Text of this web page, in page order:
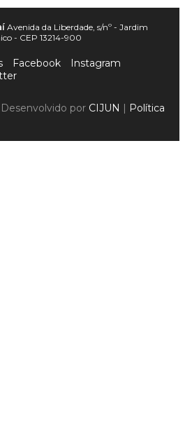
Avenida da Liberdade, s/nº - Jardim
- CEP 13214-900
Facebook
Instagram
por CIJUN
Política